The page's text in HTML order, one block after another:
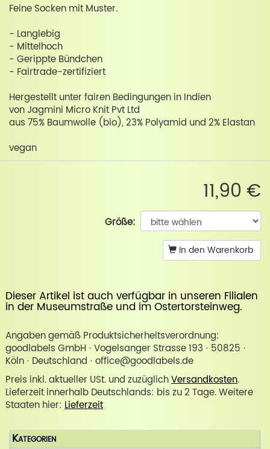
Feine Socken mit Muster.
- Langlebig
- Mittelhoch
- Gerippte Bündchen
- Fairtrade-zertifiziert
Hergestellt unter fairen Bedingungen in Indien
von Jagmini Micro Knit Pvt Ltd
aus 75% Baumwolle (bio), 23% Polyamid und 2% Elastan
vegan
11,90 €
Größe:
In den Warenkorb
Dieser Artikel ist auch verfügbar in unseren Filialen
in der Museumstraßeund imOstertorsteinweg.
Angaben gemäß Produktsicherheitsverordnung:
goodlabels GmbH · Vogelsanger Strasse 193 · 50825 ·
Köln · Deutschland · office@goodlabels.de
Preis inkl. aktueller USt. und zuzüglichVersandkosten.
Lieferzeit innerhalb Deutschlands: bis zu 2 Tage. Weitere
Staaten hier: Lieferzeit
Kategorien